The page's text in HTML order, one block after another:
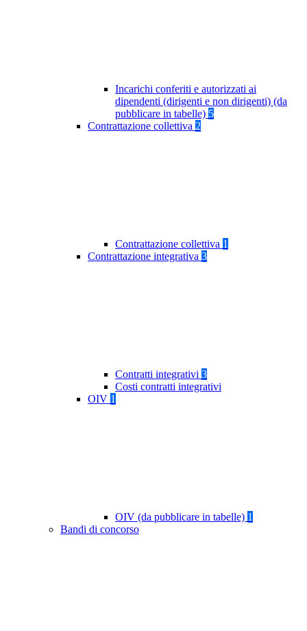
Incarichi conferiti e autorizzati ai
dipendenti (dirigenti e non dirigenti) (da
pubblicare in tabelle) 5
Contrattazione collettiva 2
Contrattazione collettiva 1
Contrattazione integrativa 3
Contratti integrativi 3
Costi contratti integrativi
OIV 1
OIV (da pubblicare in tabelle) 1
Bandi di concorso